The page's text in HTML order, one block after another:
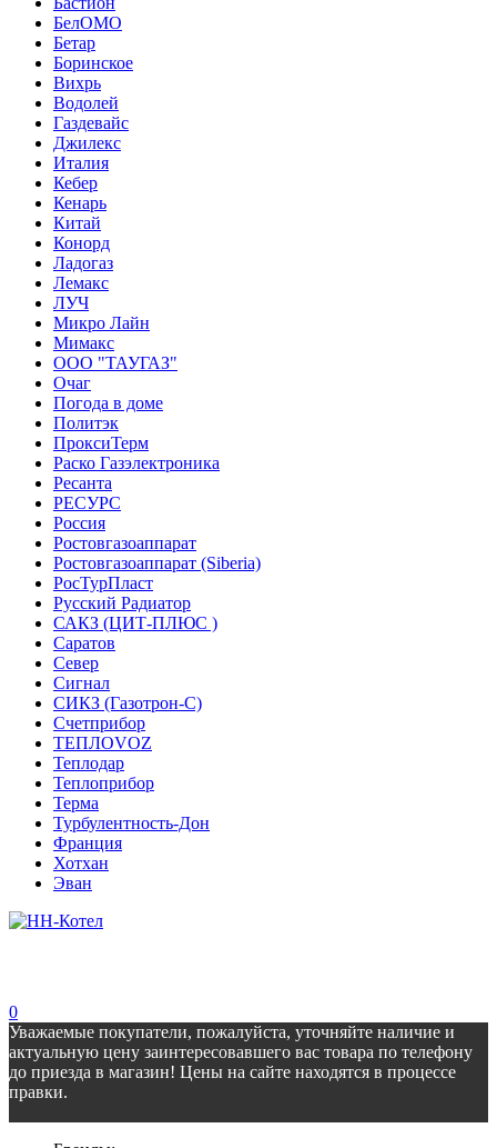
БелОМО
Бетар
Боринское
Вихрь
Водолей
Газдевайс
Джилекс
Италия
Кебер
Кенарь
Китай
Конорд
Ладогаз
Лемакс
ЛУЧ
Микро Лайн
Мимакс
ООО "ТАУГАЗ"
Очаг
Погода в доме
Политэк
ПроксиТерм
Раско Газэлектроника
Ресанта
РЕСУРС
Россия
Ростовгазоаппарат
Ростовгазоаппарат (Siberia)
РосТурПласт
Русский Радиатор
САКЗ (ЦИТ-ПЛЮС )
Саратов
Север
Сигнал
СИКЗ (Газотрон-С)
Счетприбор
ТЕПЛОVOZ
Теплодар
Теплоприбор
Терма
Турбулентность-Дон
Франция
Хотхан
Эван
0
Уважаемые покупатели, пожалуйста, уточняйте наличие и
актуальную цену заинтересовавшего вас товара по телефону
до приезда в магазин! Цены на сайте находятся в процессе
правки.